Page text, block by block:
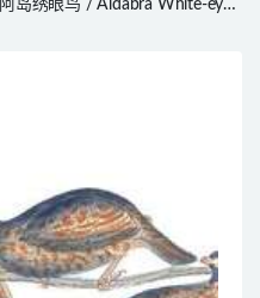
阿岛绣眼鸟 / Aldabra White-eye